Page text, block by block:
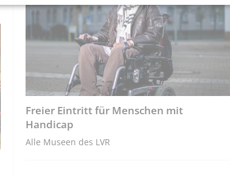
Freier Eintritt für Menschen mit
Handicap
Alle Museen des LVR